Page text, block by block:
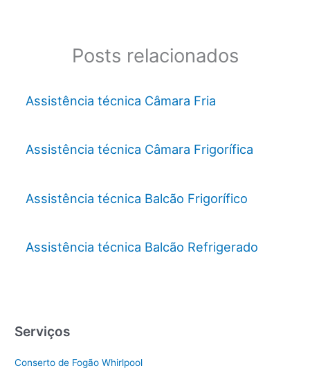
Posts relacionados
Assistência técnica Câmara Fria
Assistência técnica Câmara Frigorífica
Assistência técnica Balcão Frigorífico
Assistência técnica Balcão Refrigerado
Serviços
Conserto de Fogão Whirlpool